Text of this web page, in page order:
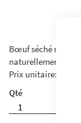
IMAGES
GALLERY
Bœuf séché relevé
naturellement à
Prix unitaire: 3,5€
Qté